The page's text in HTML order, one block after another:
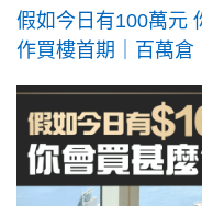
假如今日有100萬元
作買樓首期｜百萬倉